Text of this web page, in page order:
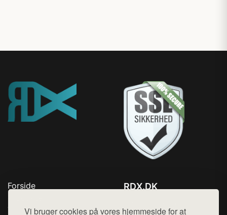
Vi bruger cookies på vores hjemmeside for at
Forside
Top Rabatter
RDX.DK